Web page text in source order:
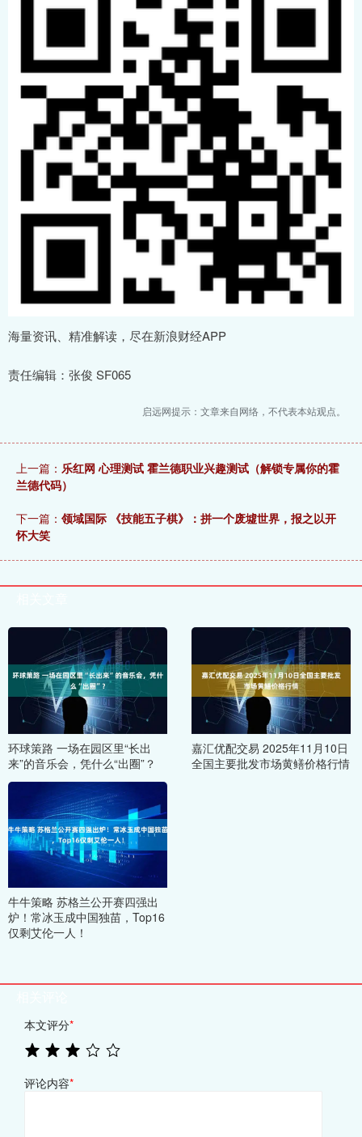
海量资讯、精准解读，尽在新浪财经APP
责任编辑：张俊 SF065
启远网提示：文章来自网络，不代表本站观点。
上一篇： 乐红网 心理测试 霍兰德职业兴趣测试（解锁专属你的霍
兰德代码）
下一篇： 领域国际 《技能五子棋》：拼一个废墟世界，报之以开
怀大笑
环球策路 一场在园区里“长出
来”的音乐会，凭什么“出圈”？
嘉汇优配交易 2025年11月10日
全国主要批发市场黄鳝价格行情
牛牛策略 苏格兰公开赛四强出
炉！常冰玉成中国独苗，Top16
仅剩艾伦一人！
本文评分*
评论内容*